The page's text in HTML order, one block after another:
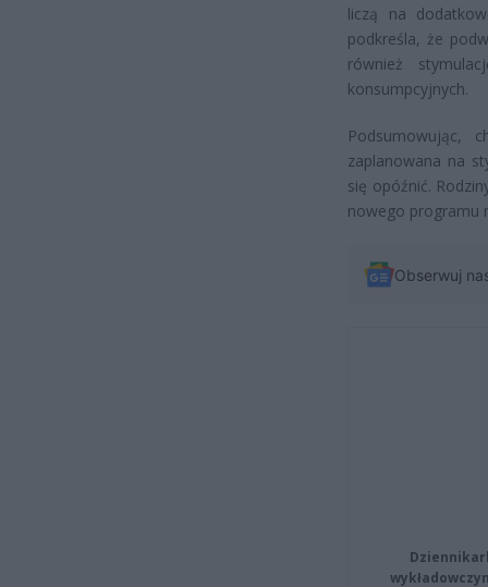
liczą na
podkreśla, że
również
konsumpcyjnych.
Podsumowując,
zaplanowana na
się opóźnić.
nowego programu
Obserwuj